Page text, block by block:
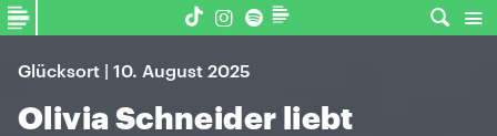
Glücksort | 10. August 2025
Olivia Schneider liebt